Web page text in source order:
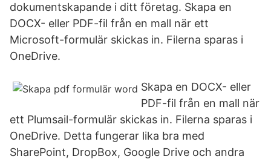
dokumentskapande i ditt företag. Skapa en
DOCX- eller PDF-fil från en mall när ett
Microsoft-formulär skickas in. Filerna sparas i
OneDrive.
Skapa en DOCX- eller
PDF-fil från en mall när
ett Plumsail-formulär skickas in. Filerna sparas i
OneDrive. Detta fungerar lika bra med
SharePoint, DropBox, Google Drive och andra